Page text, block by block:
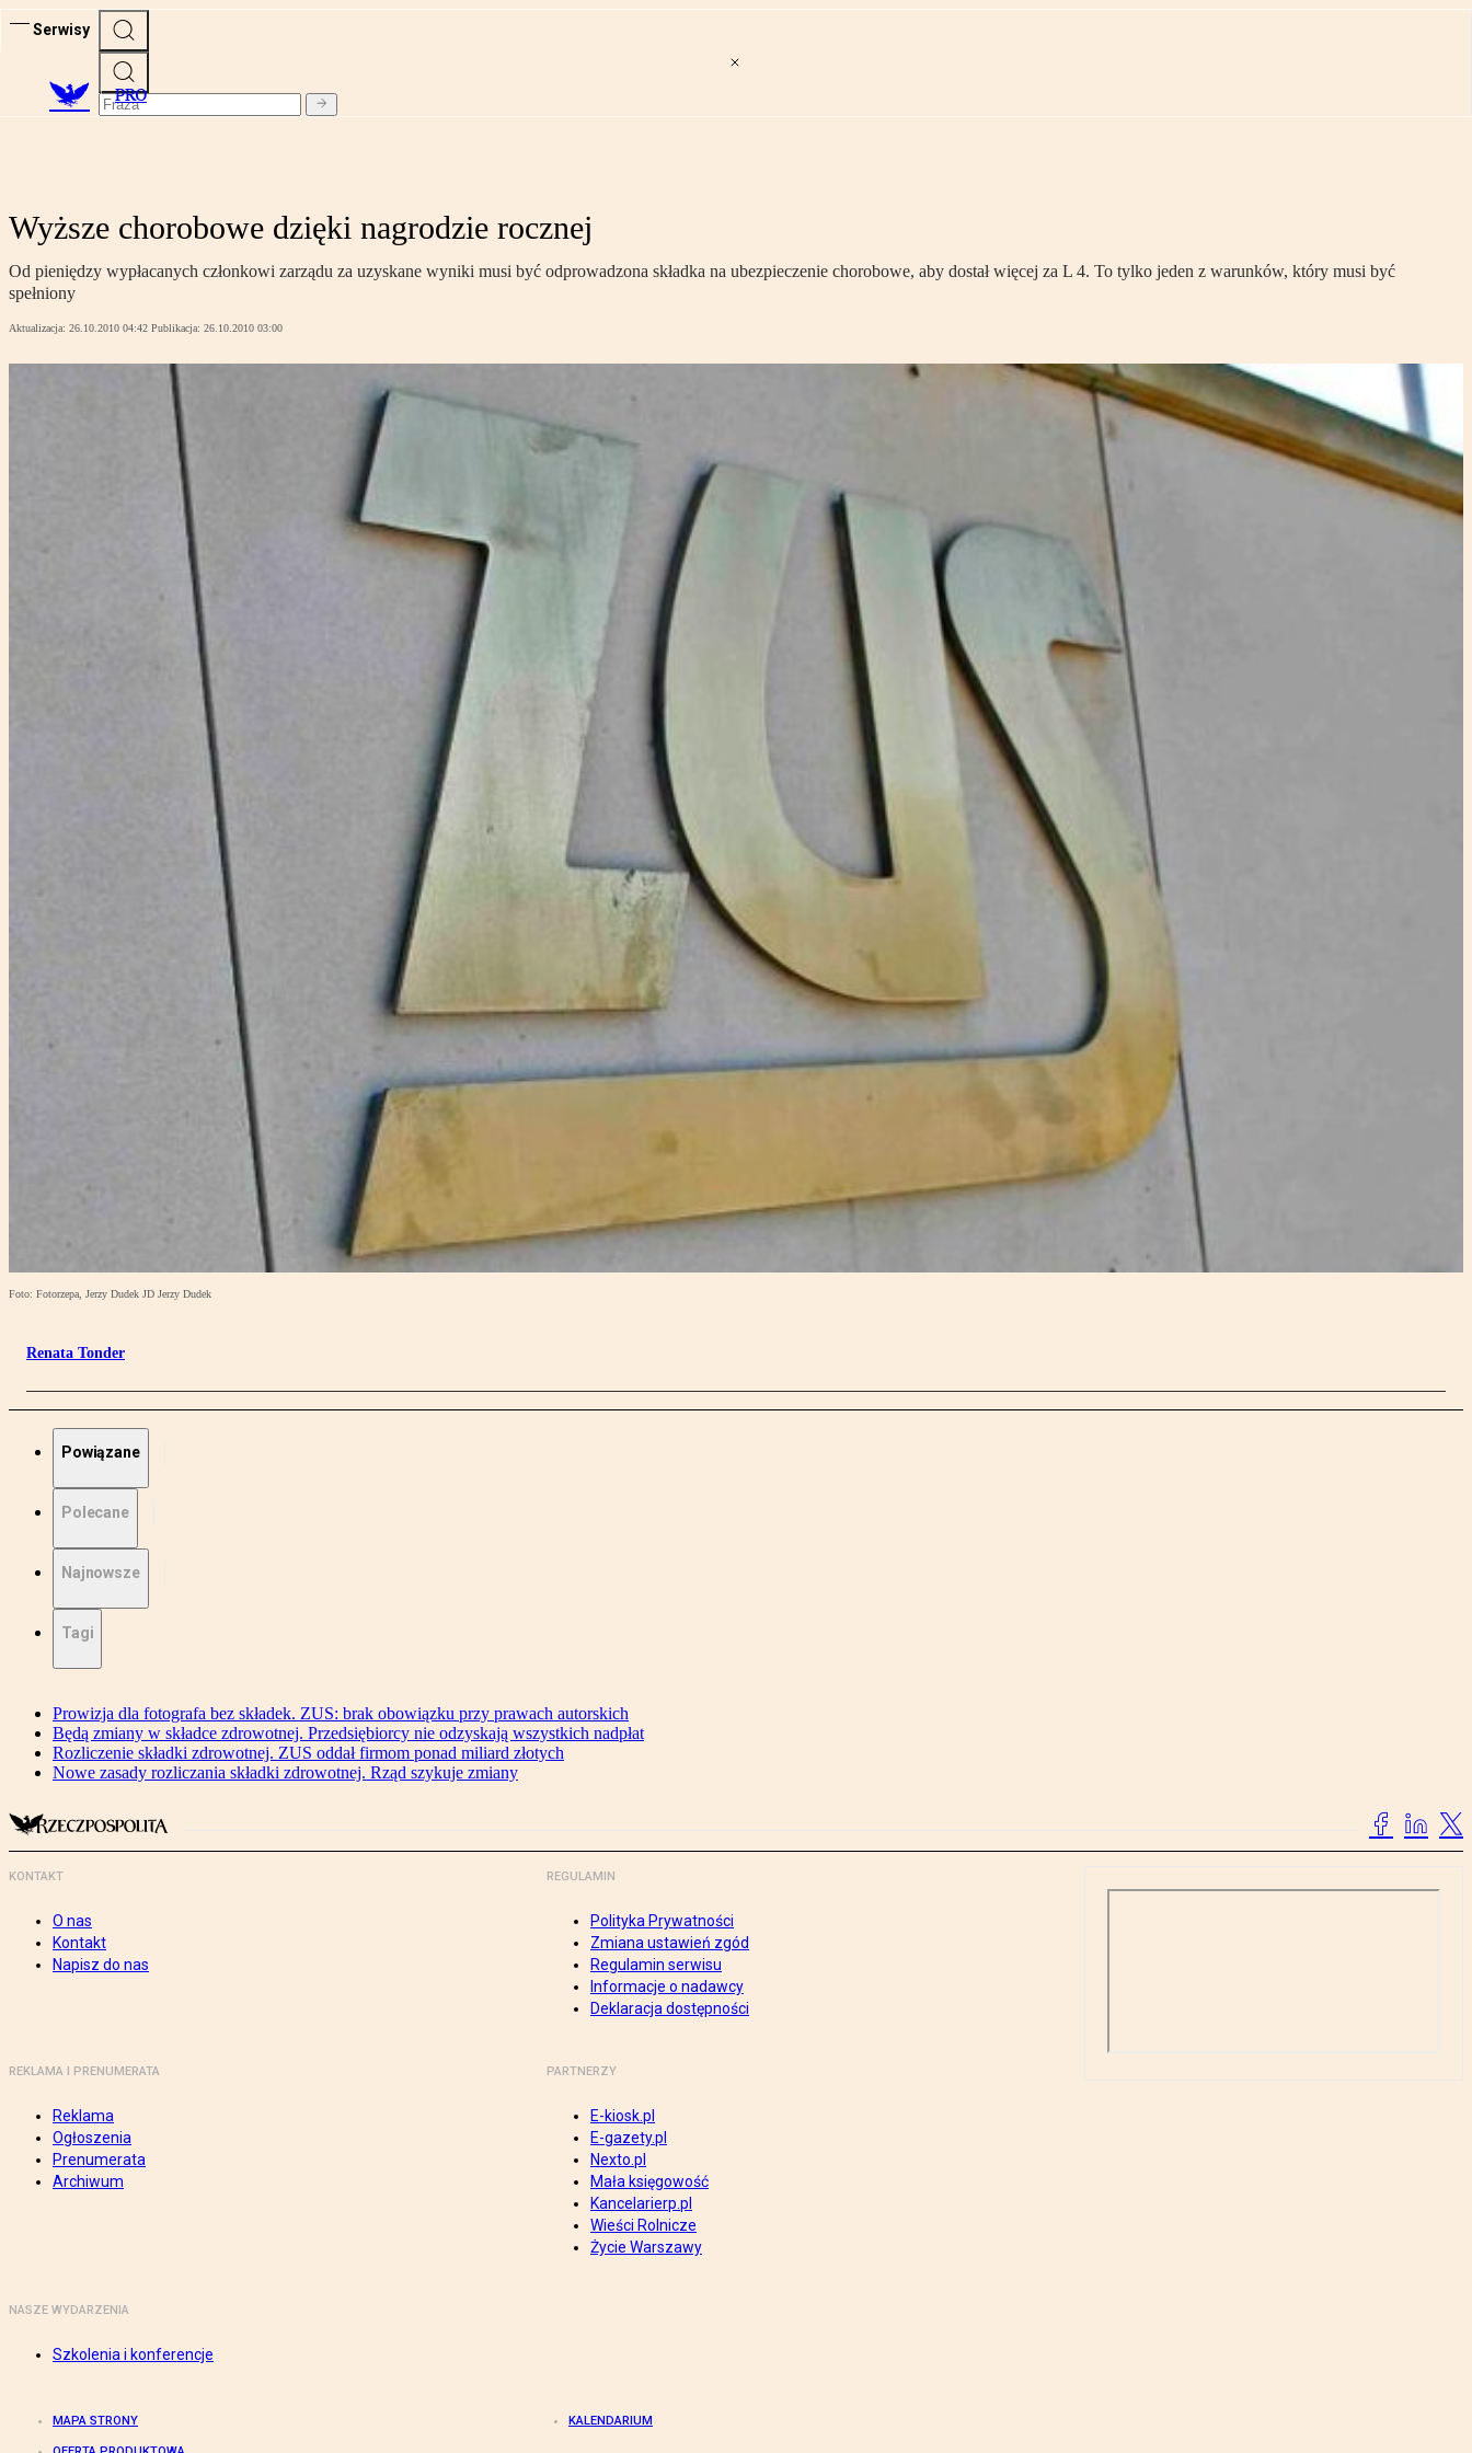
Serwisy
PRO
Wyższe chorobowe dzięki nagrodzie rocznej
Od pieniędzy wypłacanych członkowi zarządu za uzyskane wyniki musi być odprowadzona składka na ubezpieczenie chorobowe, aby dostał więcej za L 4. To tylko jeden z warunków, który musi być
spełniony
Aktualizacja: 26.10.2010 04:42 Publikacja: 26.10.2010 03:00
Foto: Fotorzepa, Jerzy Dudek JD Jerzy Dudek
Renata Tonder
Powiązane
Polecane
Najnowsze
Tagi
Prowizja dla fotografa bez składek. ZUS: brak obowiązku przy prawach autorskich
Będą zmiany w składce zdrowotnej. Przedsiębiorcy nie odzyskają wszystkich nadpłat
Rozliczenie składki zdrowotnej. ZUS oddał firmom ponad miliard złotych
Nowe zasady rozliczania składki zdrowotnej. Rząd szykuje zmiany
KONTAKT
O nas
Kontakt
Napisz do nas
REGULAMIN
Polityka Prywatności
Zmiana ustawień zgód
Regulamin serwisu
Informacje o nadawcy
Deklaracja dostępności
REKLAMA I PRENUMERATA
Reklama
Ogłoszenia
Prenumerata
Archiwum
PARTNERZY
E-kiosk.pl
E-gazety.pl
Nexto.pl
Mała księgowość
Kancelarierp.pl
Wieści Rolnicze
Życie Warszawy
NASZE WYDARZENIA
Szkolenia i konferencje
MAPA STRONY KALENDARIUM